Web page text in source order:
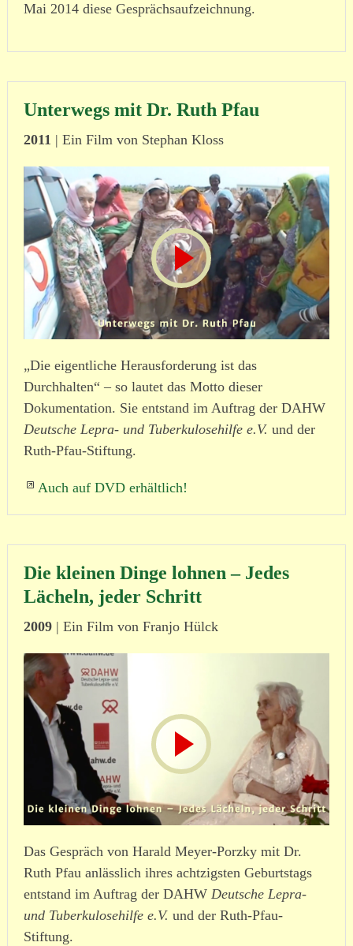
Mai 2014 diese Gesprächsaufzeichnung.
Unterwegs mit Dr. Ruth Pfau
2011 | Ein Film von Stephan Kloss
„Die eigentliche Herausforderung ist das
Durchhalten“ – so lautet das Motto dieser
Dokumentation. Sie entstand im Auftrag der DAHW
Deutsche Lepra- und Tuber­ku­lo­se­hilfe e.V. und der
Ruth-Pfau-Stiftung.
Auch auf DVD erhältlich!
Die kleinen Dinge lohnen – Jedes
Lächeln, jeder Schritt
2009| Ein Film von Franjo Hülck
Das Gespräch von Harald Meyer-Porzky mit Dr.
Ruth Pfau anlässlich ihres acht­zigsten Geburtstags
entstand im Auftrag der DAHW Deutsche Lepra-
und Tuber­ku­lo­se­hilfe e.V. und der Ruth-Pfau-
Stiftung.